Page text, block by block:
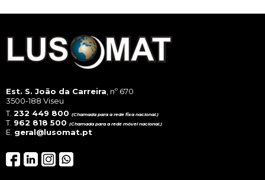
Est. S. João da Carreira , nº 670
3500-188 Viseu
T. 232 449 800 (Chamada para a rede fixa nacional.)
T. 962 818 500 (Chamada para a rede móvel nacional.)
E. geral@lusomat.pt